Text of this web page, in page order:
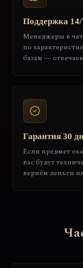
Поддержка 14/
Менеджеры в
по
базам —
Гарантия 30
Если предмет
вас будут
вернём деньги